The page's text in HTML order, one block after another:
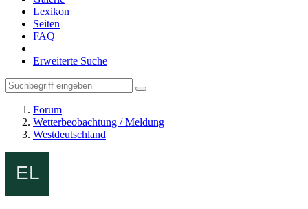
Lexikon
Seiten
FAQ
Erweiterte Suche
Forum
Wetterbeobachtung / Meldung
Westdeutschland